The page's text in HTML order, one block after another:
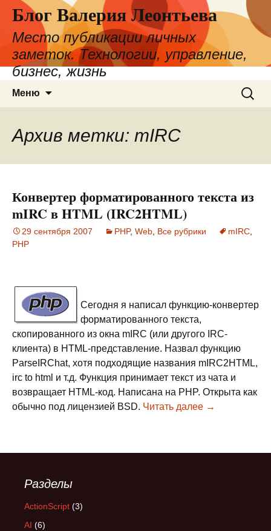
Блог Валерия Леонтьева
Место публикации личных
заметок. Технологии, управление,
бизнес, жизнь
Меню
Найти:
Архив метки: mIRC
Конвертер форматированного текста из
mIRC в HTML (IRC2HTML)
29 сентября 2007 PHP, Web Все рубрики mIRC
PHP
Сегодня я написал функцию-конвертер
форматированного текста,
скопированного из окна mIRC (или другого IRC-
клиента) в HTML-представление. Назвал функцию
ParseIRChat, хотя подходящие названия mIRC2HTML,
irc to html и т.д. Функция принимает текст из чата и
возвращает HTML-код. Написана на PHP. Открыта как
обычно под лицензией BSD. Читать далее Конвертер
→
Разделы
ActionScript (3)
AI (6)